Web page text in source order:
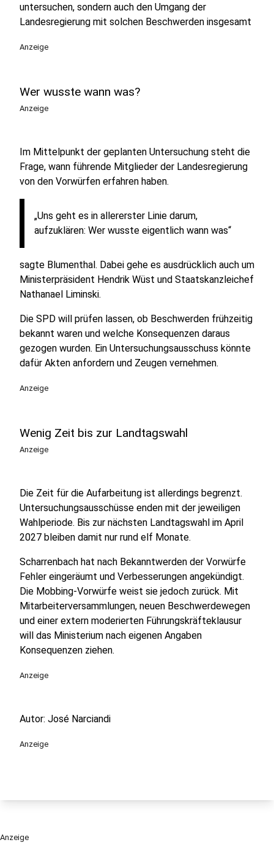
untersuchen, sondern auch den Umgang der
Landesregierung mit solchen Beschwerden insgesamt
Anzeige
Wer wusste wann was?
Anzeige
Im Mittelpunkt der geplanten Untersuchung steht die
Frage, wann führende Mitglieder der Landesregierung
von den Vorwürfen erfahren haben.
„Uns geht es in allererster Linie darum,
aufzuklären: Wer wusste eigentlich wann was“
sagte Blumenthal. Dabei gehe es ausdrücklich auch um
Ministerpräsident Hendrik Wüst und Staatskanzleichef
Nathanael Liminski.
Die SPD will prüfen lassen, ob Beschwerden frühzeitig
bekannt waren und welche Konsequenzen daraus
gezogen wurden. Ein Untersuchungsausschuss könnte
dafür Akten anfordern und Zeugen vernehmen.
Anzeige
Wenig Zeit bis zur Landtagswahl
Anzeige
Die Zeit für die Aufarbeitung ist allerdings begrenzt.
Untersuchungsausschüsse enden mit der jeweiligen
Wahlperiode. Bis zur nächsten Landtagswahl im April
2027 bleiben damit nur rund elf Monate.
Scharrenbach hat nach Bekanntwerden der Vorwürfe
Fehler eingeräumt und Verbesserungen angekündigt.
Die Mobbing-Vorwürfe weist sie jedoch zurück. Mit
Mitarbeiterversammlungen, neuen Beschwerdewegen
und einer extern moderierten Führungskräfteklausur
will das Ministerium nach eigenen Angaben
Konsequenzen ziehen.
Anzeige
Autor: José Narciandi
Anzeige
Anzeige